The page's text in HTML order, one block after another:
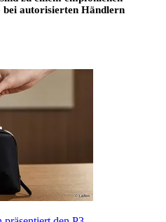
bei autorisierten Händlern